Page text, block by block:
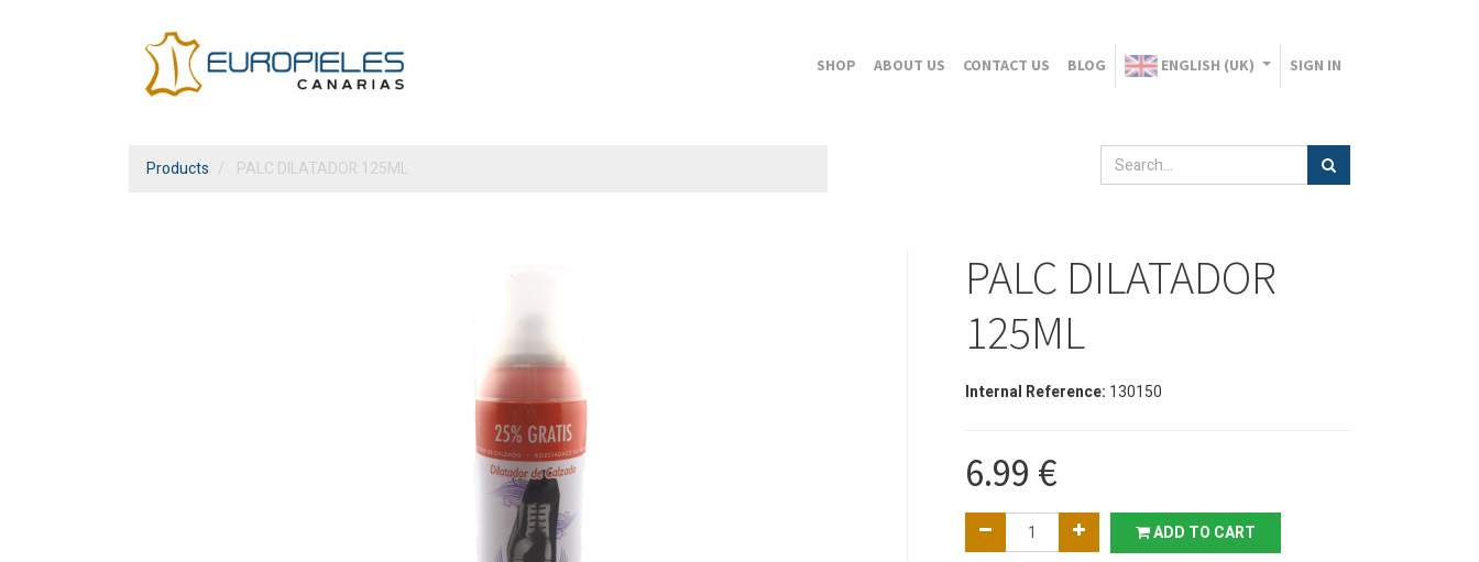
SHOP ABOUT US CONTACT US BLOG ENGLISH (UK) SIGN IN
Products PALC DILATADOR 125ML
PALC DILATADOR
125ML
Internal Reference: 130150
6.99 €
ADD TO CART